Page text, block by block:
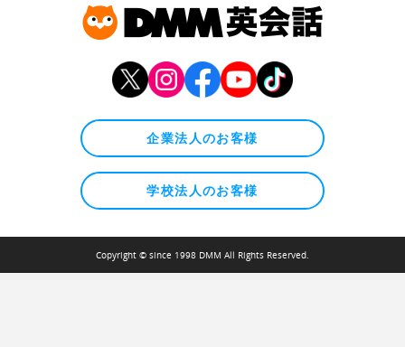
企業法人のお客様
学校法人のお客様
Copyright © since 1998 DMM All Rights Reserved.